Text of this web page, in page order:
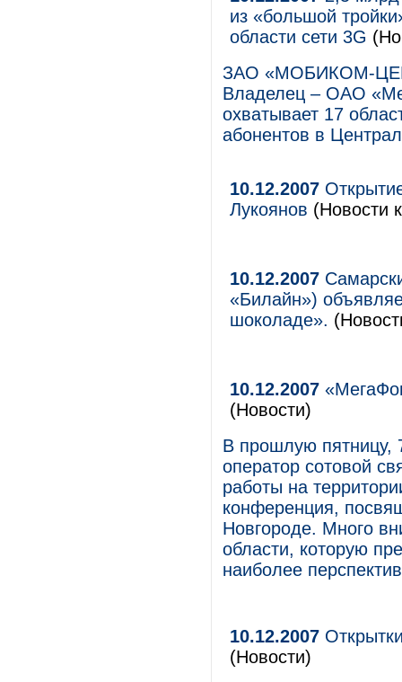
из «большой
области сети 3G
ЗАО «МОБИКОМ-
Владелец – ОАО
охватывает 17
абонентов в
10.12.2007
Лукоянов (Новости
10.12.2007
«Билайн»)
шоколаде».
10.12.2007
(Новости)
В прошлую пятницу,
оператор сотовой
работы на
конференция,
Новгороде. Много
области, которую
наиболее
10.12.2007
(Новости)